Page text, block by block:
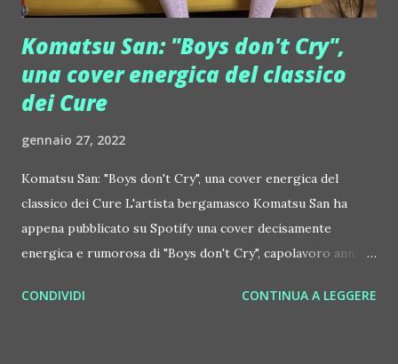
Komatsu San: "Boys don't Cry",
una cover energica del classico
dei Cure
gennaio 27, 2022
Komatsu San: "Boys don't Cry", una cover energica del
classico dei Cure L'artista bergamasco Komatsu San ha
appena pubblicato su Spotify una cover decisamente
energica e rumorosa di "Boys don't Cry", capolavoro anni
elettronica, era per me il momento di cambiare genere.
CONDIVIDI CONTINUA A LEGGERE